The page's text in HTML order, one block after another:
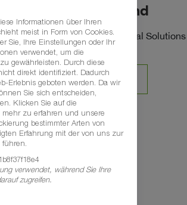
So
Serviceland
BASF Agricultural Solutions
KONTAKT
Informationen über Ihren
meist in Form von Cookies.
Sie, Ihre Einstellungen oder Ihr
verwendet, um die
gewährleisten. Durch diese
direkt identifiziert. Dadurch
Erlebnis geboten werden. Da wir
Sie sich entscheiden,
Klicken Sie auf die
zu erfahren und unsere
bestimmter Arten von
Erfahrung mit der von uns zur
verwendet, während Sie Ihre
zugreifen.